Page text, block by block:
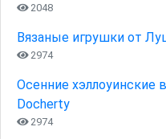
2048
Вязаные игрушки от
2974
Осенние хэллоуинские
Docherty
2974